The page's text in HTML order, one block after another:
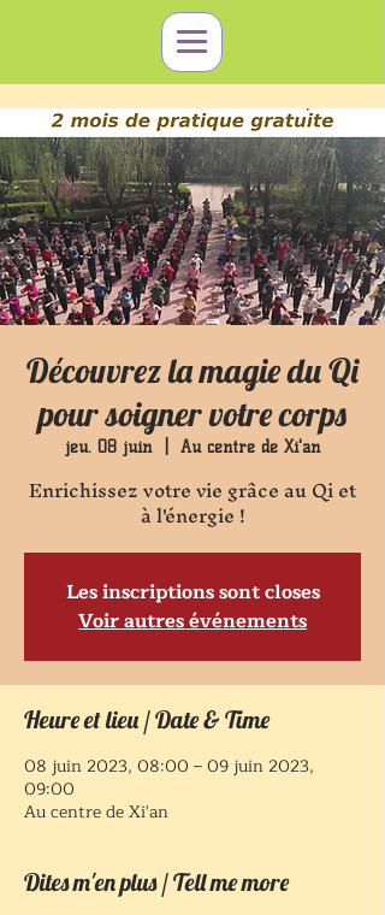
Découvrez la magie du Qi
pour soigner votre corps
jeu. 08 juin
  |
Au centre de Xi'an
Enrichissez votre vie grâce au Qi et
Les inscriptions sont closes
Voir autres événements
Heure et lieu / Date & Time
08 juin 2023, 08:00 – 09 juin 2023,
09:00
Au centre de Xi'an
Dites m'en plus / Tell me more